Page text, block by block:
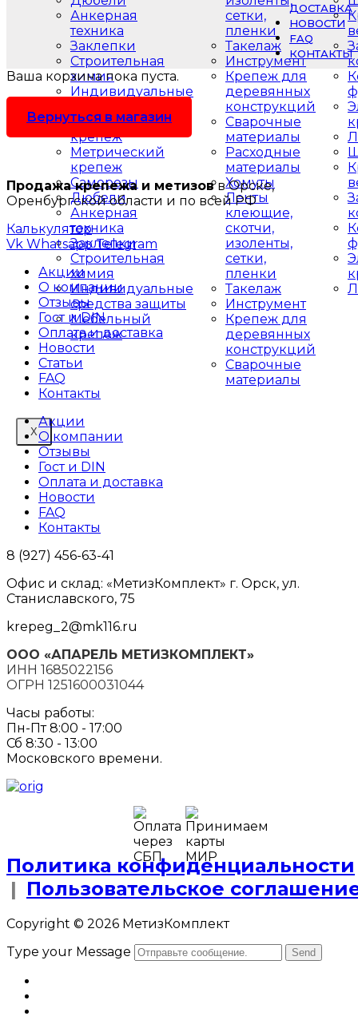
Анкерная
техника
Заклепки
Строительная
химия
Индивидуальные
Мебельный
крепеж
Метрический
крепеж
Саморезы
Дюбели
Анкерная
техника
Заклепки
Строительная
химия
Индивидуальные
средства защиты
Мебельный
крепеж
сетки,
пленки
Такелаж
Инструмент
Крепеж для
деревянных
конструкций
Сварочные
материалы
Расходные
материалы
Хомуты
Ленты
клеющие,
скотчи,
изоленты,
сетки,
пленки
Такелаж
Инструмент
Крепеж для
деревянных
конструкций
Сварочные
материалы
X
ДОСТАВКА
НОВОСТИ
FAQ
КОНТАКТЫ
Ваша корзина пока пуста.
Вернуться в магазин
Продажа крепежа и метизовв Орске,
Оренбургской области и по всей РФ
Калькулятор
Vk Whatsapp Telegram
Акции
О компании
Отзывы
Гост и DIN
Оплата и доставка
Новости
Статьи
FAQ
Контакты
Акции
О компании
Отзывы
Гост и DIN
Оплата и доставка
Новости
FAQ
Контакты
8 (927) 456-63-41
Офис и склад: «МетизКомплект» г. Орск, ул.
Станиславского, 75
krepeg_2@mk116.ru
ООО «АПАРЕЛЬ МЕТИЗКОМПЛЕКТ»
ИНН 1685022156
ОГРН 1251600031044
Часы работы:
Пн-Пт 8:00 - 17:00
Сб 8:30 - 13:00
Московского времени.
Политика конфиденциальности
| Пользовательское
Copyright © 2026 МетизКомплект
Type your Message
Send